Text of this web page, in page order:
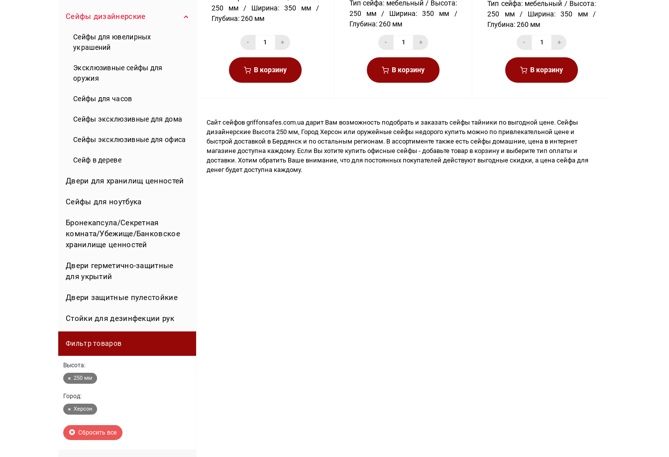
Банковские сейфы II-VIII класса
Аксессуары
Сейфы для дома для документов
Сейфы мебельные
Мини сейфы
Детские сейфы
Металлические шкафы для
Сейфы мебельные для офиса
Сейфы напольные
Сейфы для депонирования
Офисные взломостойкие сейфы
Сейфы дизайнерские
Сейфы для ювелирных
украшений
Эксклюзивные сейфы для
оружия
Сейфы для часов
Сейфы эксклюзивные для дома
Сейфы эксклюзивные для офиса
Сейф в дереве
Двери для хранилищ ценностей
Сейфы для ноутбука
Бронекапсула/Секретная
комната/Убежище/Банковское
хранилище ценностей
Двери герметично-защитные
для укрытий
Двери защитные пулестойкие
Стойки для дезинфекции рук
Фильтр товаров
Высота:
250 мм
Город:
Херсон
Сбросить все
250 мм
Ширина:
350 мм
Глубина: 260 мм
- +
В корзину
Тип сейфа: мебельный
Высота:
250 мм
Ширина:
350 мм
Глубина:260 мм
- +
В корзину
Тип сейфа: мебельный
Высота:
250 мм
Ширина:
350 мм
Глубина: 260 мм
- +
В корзину
Сайт сейфовgriffonsafes.com.ua дарит Вам возможность подобрать и заказать сейфы тайники по выгодной цене. Сейфы
дизайнерские Высота 250 мм, Город Херсон или оружейные сейфы недорого купитьможно по привлекательной цене и
быстрой доставкой в Бердянск и по остальным регионам. В ассортименте также есть сейфы домашние, ценав интернет
магазине доступна каждому. Если Вы хотите купить офисные сейфы - добавьте товар в корзину и выберите тип оплаты и
доставки. Хотим обратить Ваше внимание, что для постоянных покупателей действуют выгодные скидки, а цена сейфа для
денегбудет доступна каждому.